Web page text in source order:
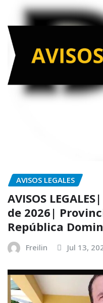
AVISOS LEGALES
AVISOS
de 2026|
República
Freilin Jul 13,